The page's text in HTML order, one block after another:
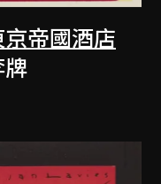
京帝國酒店
牌